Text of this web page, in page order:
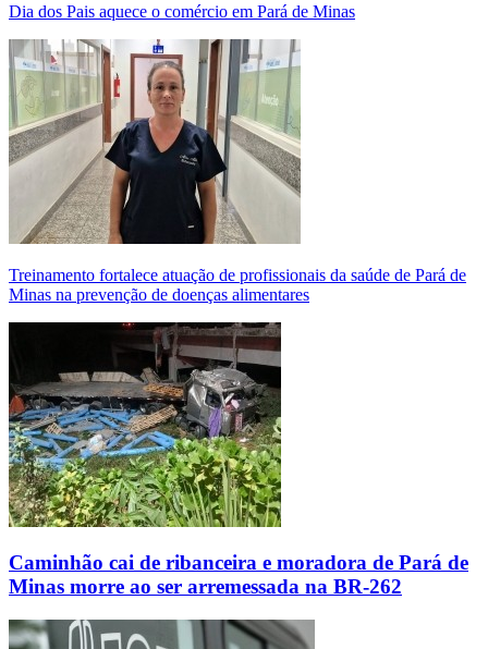
Dia dos Pais aquece o comércio em Pará de Minas
Treinamento fortalece atuação de profissionais da saúde de Pará de
Minas na prevenção de doenças alimentares
Caminhão cai de ribanceira e moradora de Pará de
Minas morre ao ser arremessada na BR-262